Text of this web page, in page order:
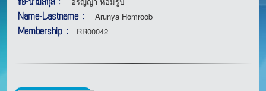
Name-Lastname : Arunya Homroob
Membership : RR00042